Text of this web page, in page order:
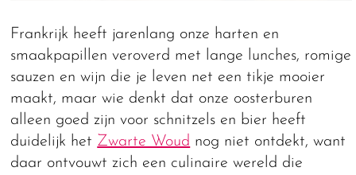
Frankrijk heeft jarenlang onze harten en
smaakpapillen veroverd met lange lunches, romige
sauzen en wijn die je leven net een tikje mooier
maakt, maar wie denkt dat onze oosterburen
alleen goed zijn voor schnitzels en bier heeft
duidelijk het Zwarte Woud nog niet ontdekt, want
daar ontvouwt zich een culinaire wereld die